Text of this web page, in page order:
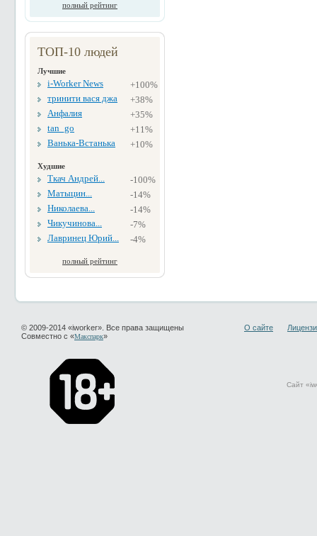
полный рейтинг
ТОП-10 людей
Лучшие
i-Worker News
+100%
тринити вася джа
+38%
Анфалия
+35%
tan_go
+11%
Ванька-Встанька
+10%
Худшие
Ткач Андрей...
-100%
Матыцин...
-14%
Николаева...
-14%
Чикучинова...
-7%
Лавринец Юрий...
-4%
полный рейтинг
© 2009-2014 «iworker». Все права защищены
Совместно с «Макспарк»
О сайте
Сайт